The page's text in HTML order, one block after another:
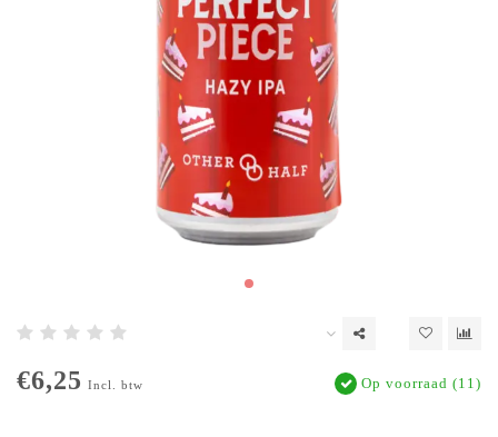
€6,25 Incl. btw Op voorraad (11)